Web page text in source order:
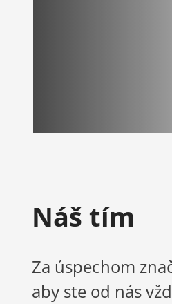
Náš tím
Za úspechom
aby ste od nás